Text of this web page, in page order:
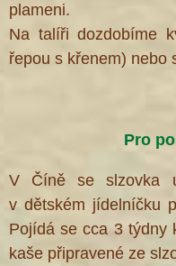
plameni.
Na talíři dozdobíme
řepou s křenem) nebo
Pro
V Číně se slzovka
v dětském jídelníčku
Pojídá se cca 3 týdny
kaše připravené ze